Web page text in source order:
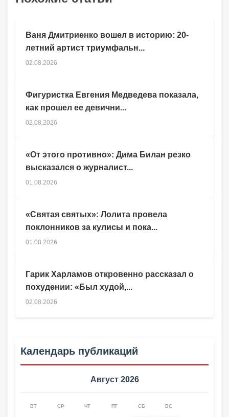
Гарик Харламов откровенно рассказал о
похудении: «Был худой,...
02.08.2026
Ваня Дмитриенко вошел в историю: 20-
летний артист триумфальн...
02.08.2026
Фигуристка Евгения Медведева показала,
как прошел ее девични...
02.08.2026
«От этого противно»: Дима Билан резко
высказался о журналист...
01.08.2026
«Святая святых»: Лолита провела
поклонников за кулисы и пока...
01.08.2026
Календарь публикаций
Август 2026
ВТ СР ЧТ ПТ СБ ВС